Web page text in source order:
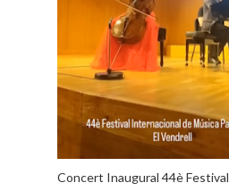
Concert Inaugural 44è Festival